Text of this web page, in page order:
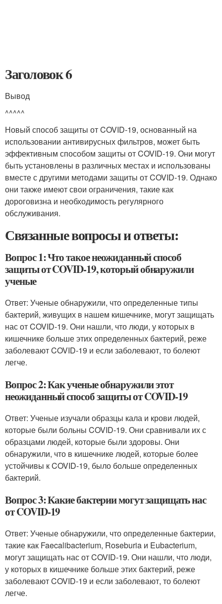
Заголовок 6
Вывод
^^^^^
Новый способ защиты от COVID-19, основанный на
использовании антивирусных фильтров, может быть
эффективным способом защиты от COVID-19. Они могут
быть установлены в различных местах и использованы
вместе с другими методами защиты от COVID-19. Однако
они также имеют свои ограничения, такие как
дороговизна и необходимость регулярного
обслуживания.
Связанные вопросы и ответы:
Вопрос 1: Что такое неожиданный способ
защиты от COVID-19, который обнаружили
ученые
Ответ: Ученые обнаружили, что определенные типы
бактерий, живущих в нашем кишечнике, могут защищать
нас от COVID-19. Они нашли, что люди, у которых в
кишечнике больше этих определенных бактерий, реже
заболевают COVID-19 и если заболевают, то болеют
легче.
Вопрос 2: Как ученые обнаружили этот
неожиданный способ защиты от COVID-19
Ответ: Ученые изучали образцы кала и крови людей,
которые были больны COVID-19. Они сравнивали их с
образцами людей, которые были здоровы. Они
обнаружили, что в кишечнике людей, которые более
устойчивы к COVID-19, было больше определенных
бактерий.
Вопрос 3: Какие бактерии могут защищать нас
от COVID-19
Ответ: Ученые обнаружили, что определенные бактерии,
такие как Faecalibacterium, Roseburia и Eubacterium,
могут защищать нас от COVID-19. Они нашли, что люди,
у которых в кишечнике больше этих бактерий, реже
заболевают COVID-19 и если заболевают, то болеют
легче.